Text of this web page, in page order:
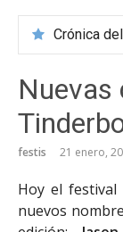
Nuevas
festis 21 enero,
Hoy el festival
nuevos